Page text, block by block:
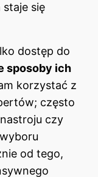
się
dostęp do
sposoby ich
korzystać z
często
czy
od tego,